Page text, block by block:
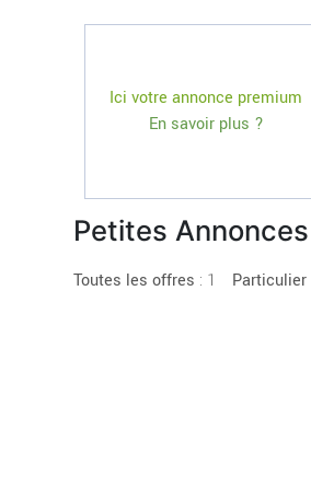
Ici votre annonce premium
En savoir plus ?
Petites
Toutes les offres : 1 Particulier